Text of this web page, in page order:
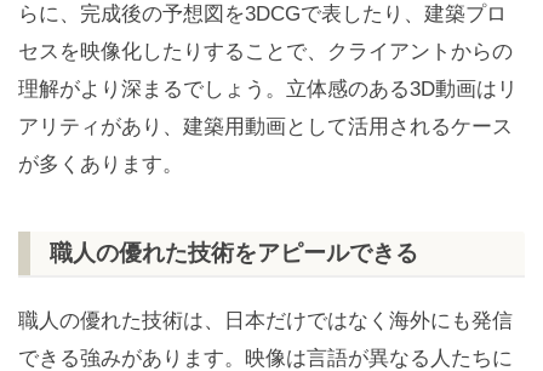
らに、完成後の予想図を3DCGで表したり、建築プロ
セスを映像化したりすることで、クライアントからの
理解がより深まるでしょう。立体感のある3D動画はリ
アリティがあり、建築用動画として活用されるケース
が多くあります。
職人の優れた技術をアピールできる
職人の優れた技術は、日本だけではなく海外にも発信
できる強みがあります。映像は言語が異なる人たちに